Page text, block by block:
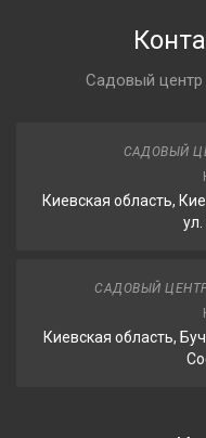
Садовый центр
САДОВЫЙ
Киевская область,
САДОВЫЙ ЦЕНТР
Киевская область,